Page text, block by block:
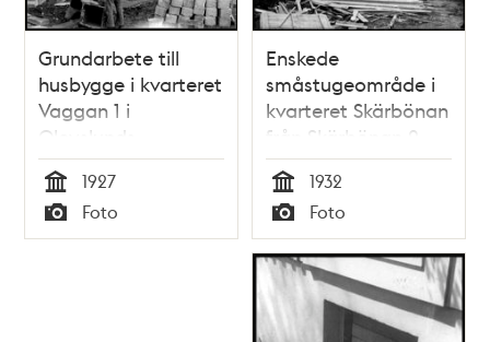
Grundarbete till
husbygge i kvarteret
Vaggan 1 i
Olovslunds
småstugeområde
Tid
1927
Typ
Foto
Enskede
småstugeområde i
kvarteret Skärbönan
från Skärbönan 2
under byggnad
Tid
1932
Typ
Foto